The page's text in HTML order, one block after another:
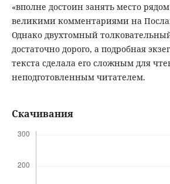
«вполне достоин занять место
великими комментариями на
Однако двухтомный
достаточно дорого, а подробная
текста сделала его сложным для
неподготовленным читателем.
Скачивания